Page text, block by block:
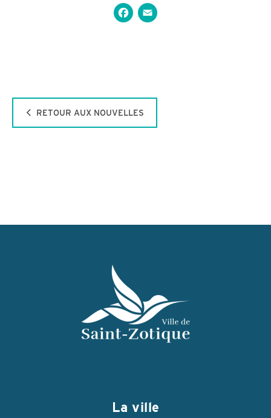
Facebook
RETOUR AUX NOUVELLES
La ville